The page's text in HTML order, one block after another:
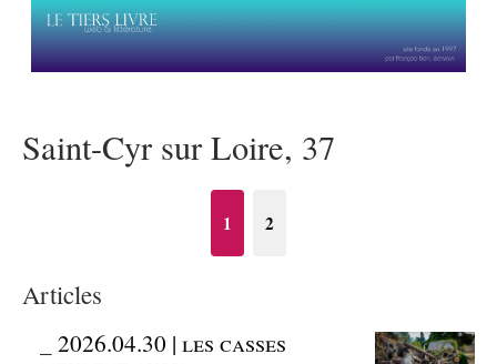
Saint-Cyr sur Loire, 37
1 2
Articles
_2026.04.30 | les casses